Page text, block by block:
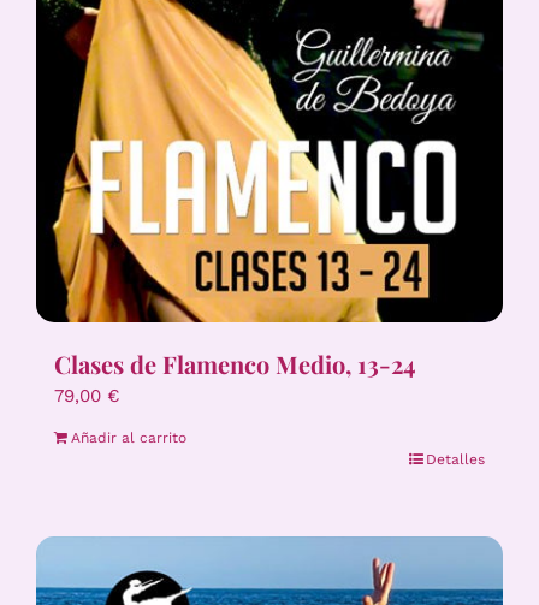
Clases de Flamenco Medio, 13-24
79,00 €
Añadir al carrito
Detalles